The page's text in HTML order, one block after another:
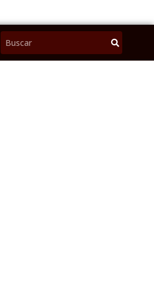
Pesquisar